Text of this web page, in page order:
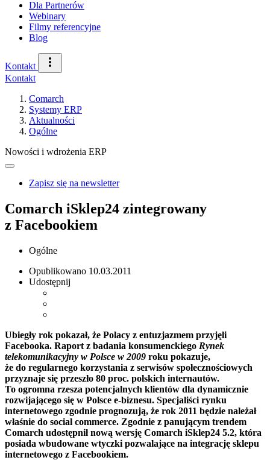
Dla Partnerów
Webinary
Filmy referencyjne
Blog
Kontakt
Kontakt
Comarch
Systemy ERP
Aktualności
Ogólne
Nowości i wdrożenia ERP
Zapisz się na newsletter
Comarch iSklep24 zintegrowany
z Facebookiem
Ogólne
Opublikowano 10.03.2011
Udostępnij
Ubiegły rok pokazał, że Polacy z entuzjazmem przyjęli
Facebooka. Raport z badania konsumenckiego Rynek
telekomunikacyjny w Polsce w 2009 roku pokazuje,
że do regularnego korzystania z serwisów społecznościowych
przyznaje się przeszło 80 proc. polskich internautów.
To ogromna rzesza potencjalnych klientów dla dynamicznie
rozwijającego się w Polsce e-biznesu. Specjaliści rynku
internetowego zgodnie prognozują, że rok 2011 będzie należał
właśnie do social commerce. Zgodnie z panującym trendem
Comarch udostępnił nową wersję Comarch iSklep24 5.2, która
posiada wbudowane wtyczki pozwalające na integrację sklepu
internetowego z Facebookiem.